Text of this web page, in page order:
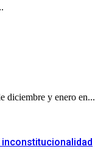
diciembre y enero en...